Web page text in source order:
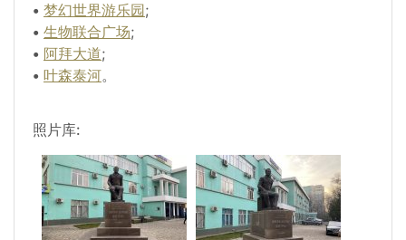
• 梦幻世界游乐园;
• 生物联合广场;
• 阿拜大道;
• 叶森泰河。
照片库: